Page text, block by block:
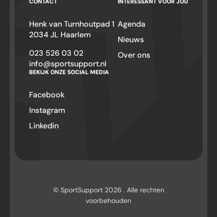
Henk van Turnhoutpad 1
2034 JL Haarlem
023 526 03 02
info@sportsupport.nl
Agenda
Nieuws
Over ons
BEKIJK ONZE SOCIAL MEDIA
Facebook
Instagram
Linkedin
© SportSupport 2026 . Alle rechten
voorbehouden